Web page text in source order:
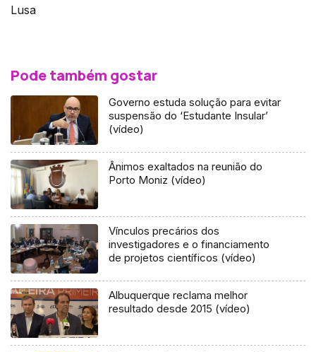
Lusa
Pode também gostar
Governo estuda solução para evitar
suspensão do ‘Estudante Insular’
(vídeo)
Ânimos exaltados na reunião do
Porto Moniz (vídeo)
Vínculos precários dos
investigadores e o financiamento
de projetos científicos (vídeo)
Albuquerque reclama melhor
resultado desde 2015 (vídeo)